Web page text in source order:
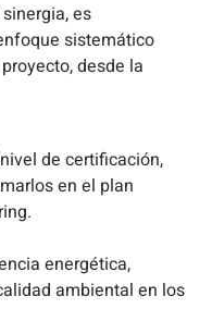
es
sistemático
desde la
de certificación,
en el plan
energética,
ambiental en los